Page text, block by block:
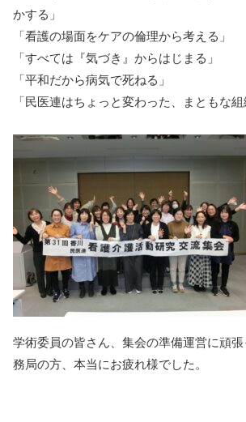
かする」
「看護の場面をケアの倫理から考える」
「すべては『気づき』からはじまる」
「平和だから病気で死ねる」
「民医連はちょっと変わった、まともな組
学術委員の皆さん、集会の準備運営に頑
務局の方、本当にお疲れ様でした。